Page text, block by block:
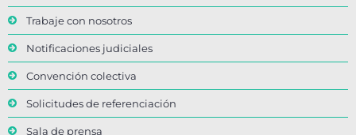
Trabaje con nosotros
Notificaciones judiciales
Convención colectiva
Solicitudes de referenciación
Sala de prensa